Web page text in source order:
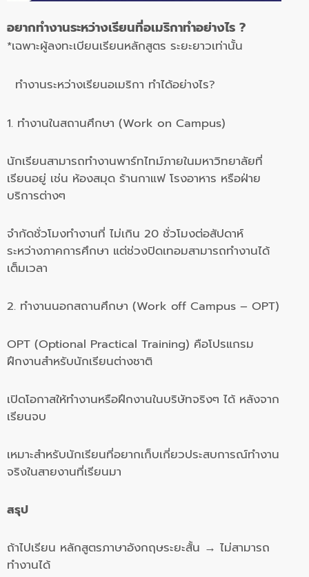
อยากทำงานระหว่างเรียนที่อเมริกาทำอย่างไร ?
*เฉพาะผู้ลงทะเบียนเรียนหลักสูตร ระยะยาวเท่านั้น
ทำงานระหว่างเรียนอเมริกา ทำได้อย่างไร?
1. ทำงานในสถานศึกษา (Work on Campus)
นักเรียนสามารถทำงานพาร์ทไทม์ภายในมหาวิทยาลัยที่
เรียนอยู่ เช่น ห้องสมุด ร้านกาแฟ โรงอาหาร หรือฝ่าย
บริการต่างๆ
จำกัดชั่วโมงทำงานที่ ไม่เกิน 20 ชั่วโมงต่อสัปดาห์
ระหว่างภาคการศึกษา แต่ช่วงปิดเทอมสามารถทำงานได้
เต็มเวลา
2. ทำงานนอกสถานศึกษา (Work off Campus – OPT)
OPT (Optional Practical Training) คือโปรแกรม
ฝึกงานสำหรับนักเรียนต่างชาติ
เปิดโอกาสให้ทำงานหรือฝึกงานในบริษัทจริงๆ ได้ หลังจาก
เรียนจบ
เหมาะสำหรับนักเรียนที่อยากเก็บเกี่ยวประสบการณ์ทำงาน
จริงในสายงานที่เรียนมา
สรุป
ถ้าไปเรียน หลักสูตรภาษาอังกฤษระยะสั้น → ไม่สามารถ
ทำงานได้